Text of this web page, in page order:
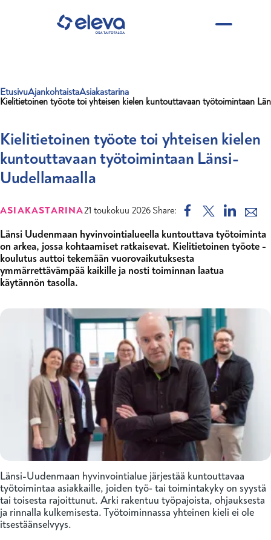
Murupolku
EtusivuAjankohtaistaAsiakastarina
Kielitietoinen työote toi yhteisen kielen kuntouttavaan työtoimintaan
Kielitietoinen työote toi yhteisen kielen
kuntouttavaan työtoimintaan Länsi-
Uudellamaalla
ASIAKASTARINA21 toukokuu 2026 Share
Länsi Uudenmaan hyvinvointialueella kuntouttava työtoiminta
on arkea, jossa kohtaamiset ratkaisevat. Kielitietoinen työote -
koulutus auttoi tekemään vuorovaikutuksesta
ymmärrettävämpää kaikille ja nosti toiminnan laatua
käytännön tasolla.
Länsi-Uudenmaan hyvinvointialue järjestää kuntouttavaa
työtoimintaa asiakkaille, joiden työ‑ tai toimintakyky on syystä
tai toisesta rajoittunut. Arki rakentuu työpajoista, ohjauksesta
ja rinnalla kulkemisesta. Työtoiminnassa yhteinen kieli ei ole
itsestäänselvyys.